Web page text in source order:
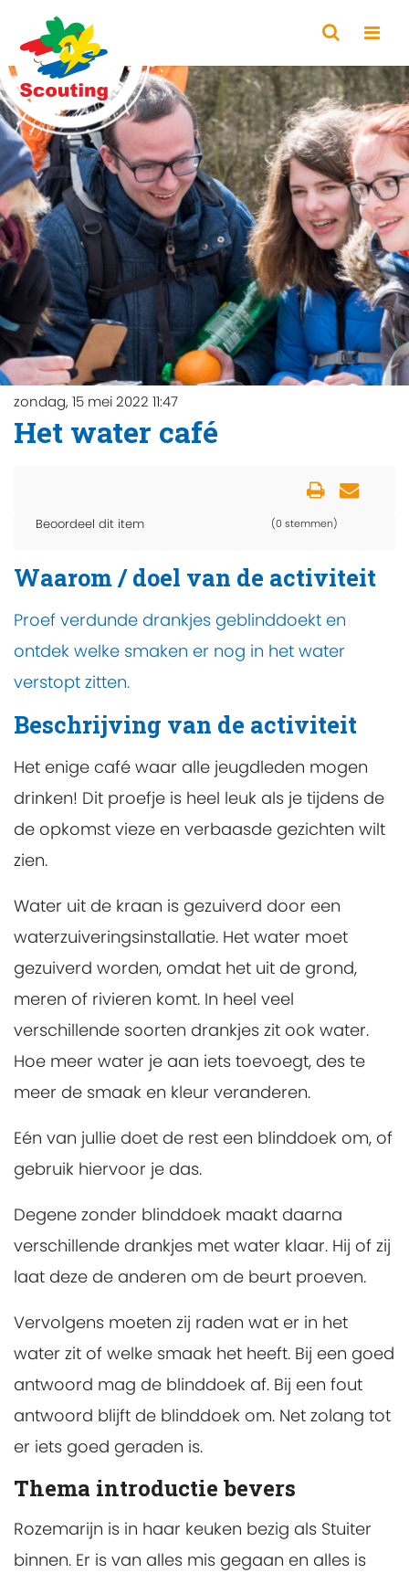
zondag, 15 mei 2022 11:47
Het water café
Beoordeel dit item (0 stemmen)
Waarom / doel van de activiteit
Proef verdunde drankjes geblinddoekt en
ontdek welke smaken er nog in het water
verstopt zitten.
Beschrijving van de activiteit
Het enige café waar alle jeugdleden mogen
drinken! Dit proefje is heel leuk als je tijdens de
de opkomst vieze en verbaasde gezichten wilt
zien.
Water uit de kraan is gezuiverd door een
waterzuiveringsinstallatie. Het water moet
gezuiverd worden, omdat het uit de grond,
meren of rivieren komt. In heel veel
verschillende soorten drankjes zit ook water.
Hoe meer water je aan iets toevoegt, des te
meer de smaak en kleur veranderen.
Eén van jullie doet de rest een blinddoek om, of
gebruik hiervoor je das.
Degene zonder blinddoek maakt daarna
verschillende drankjes met water klaar. Hij of zij
laat deze de anderen om de beurt proeven.
Vervolgens moeten zij raden wat er in het
water zit of welke smaak het heeft. Bij een goed
antwoord mag de blinddoek af. Bij een fout
antwoord blijft de blinddoek om. Net zolang tot
er iets goed geraden is.
Thema introductie bevers
Rozemarijn is in haar keuken bezig als Stuiter
binnen. Er is van alles mis gegaan en alles is